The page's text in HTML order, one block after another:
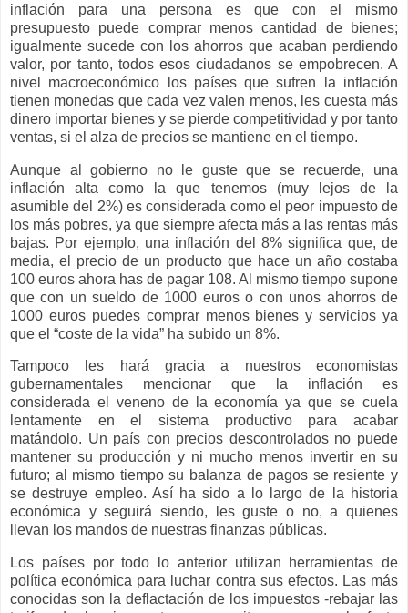
inflación para una persona es que con el mismo
presupuesto puede comprar menos cantidad de bienes;
igualmente sucede con los ahorros que acaban perdiendo
valor, por tanto, todos esos ciudadanos se empobrecen. A
nivel macroeconómico los países que sufren la inflación
tienen monedas que cada vez valen menos, les cuesta más
dinero importar bienes y se pierde competitividad y por tanto
ventas, si el alza de precios se mantiene en el tiempo.
Aunque al gobierno no le guste que se recuerde, una
inflación alta como la que tenemos (muy lejos de la
asumible del 2%) es considerada como el peor impuesto de
los más pobres, ya que siempre afecta más a las rentas más
bajas. Por ejemplo, una inflación del 8% significa que, de
media, el precio de un producto que hace un año costaba
100 euros ahora has de pagar 108. Al mismo tiempo supone
que con un sueldo de 1000 euros o con unos ahorros de
1000 euros puedes comprar menos bienes y servicios ya
que el “coste de la vida” ha subido un 8%.
Tampoco les hará gracia a nuestros economistas
gubernamentales mencionar que la inflación es
considerada el veneno de la economía ya que se cuela
lentamente en el sistema productivo para acabar
matándolo. Un país con precios descontrolados no puede
mantener su producción y ni mucho menos invertir en su
futuro; al mismo tiempo su balanza de pagos se resiente y
se destruye empleo. Así ha sido a lo largo de la historia
económica y seguirá siendo, les guste o no, a quienes
llevan los mandos de nuestras finanzas públicas.
Los países por todo lo anterior utilizan herramientas de
política económica para luchar contra sus efectos. Las más
conocidas son la deflactación de los impuestos -rebajar las